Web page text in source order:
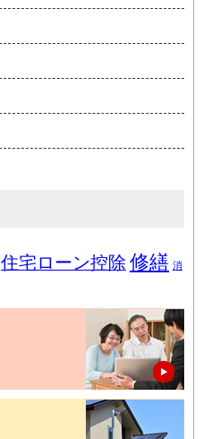
住宅ローン控除 修繕 消